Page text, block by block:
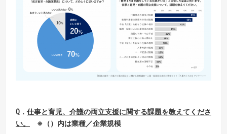
Q ． 仕事と育児、介護の両立支援に関する課題を教えてくださ
い。
※ （）内は業種／企業規模